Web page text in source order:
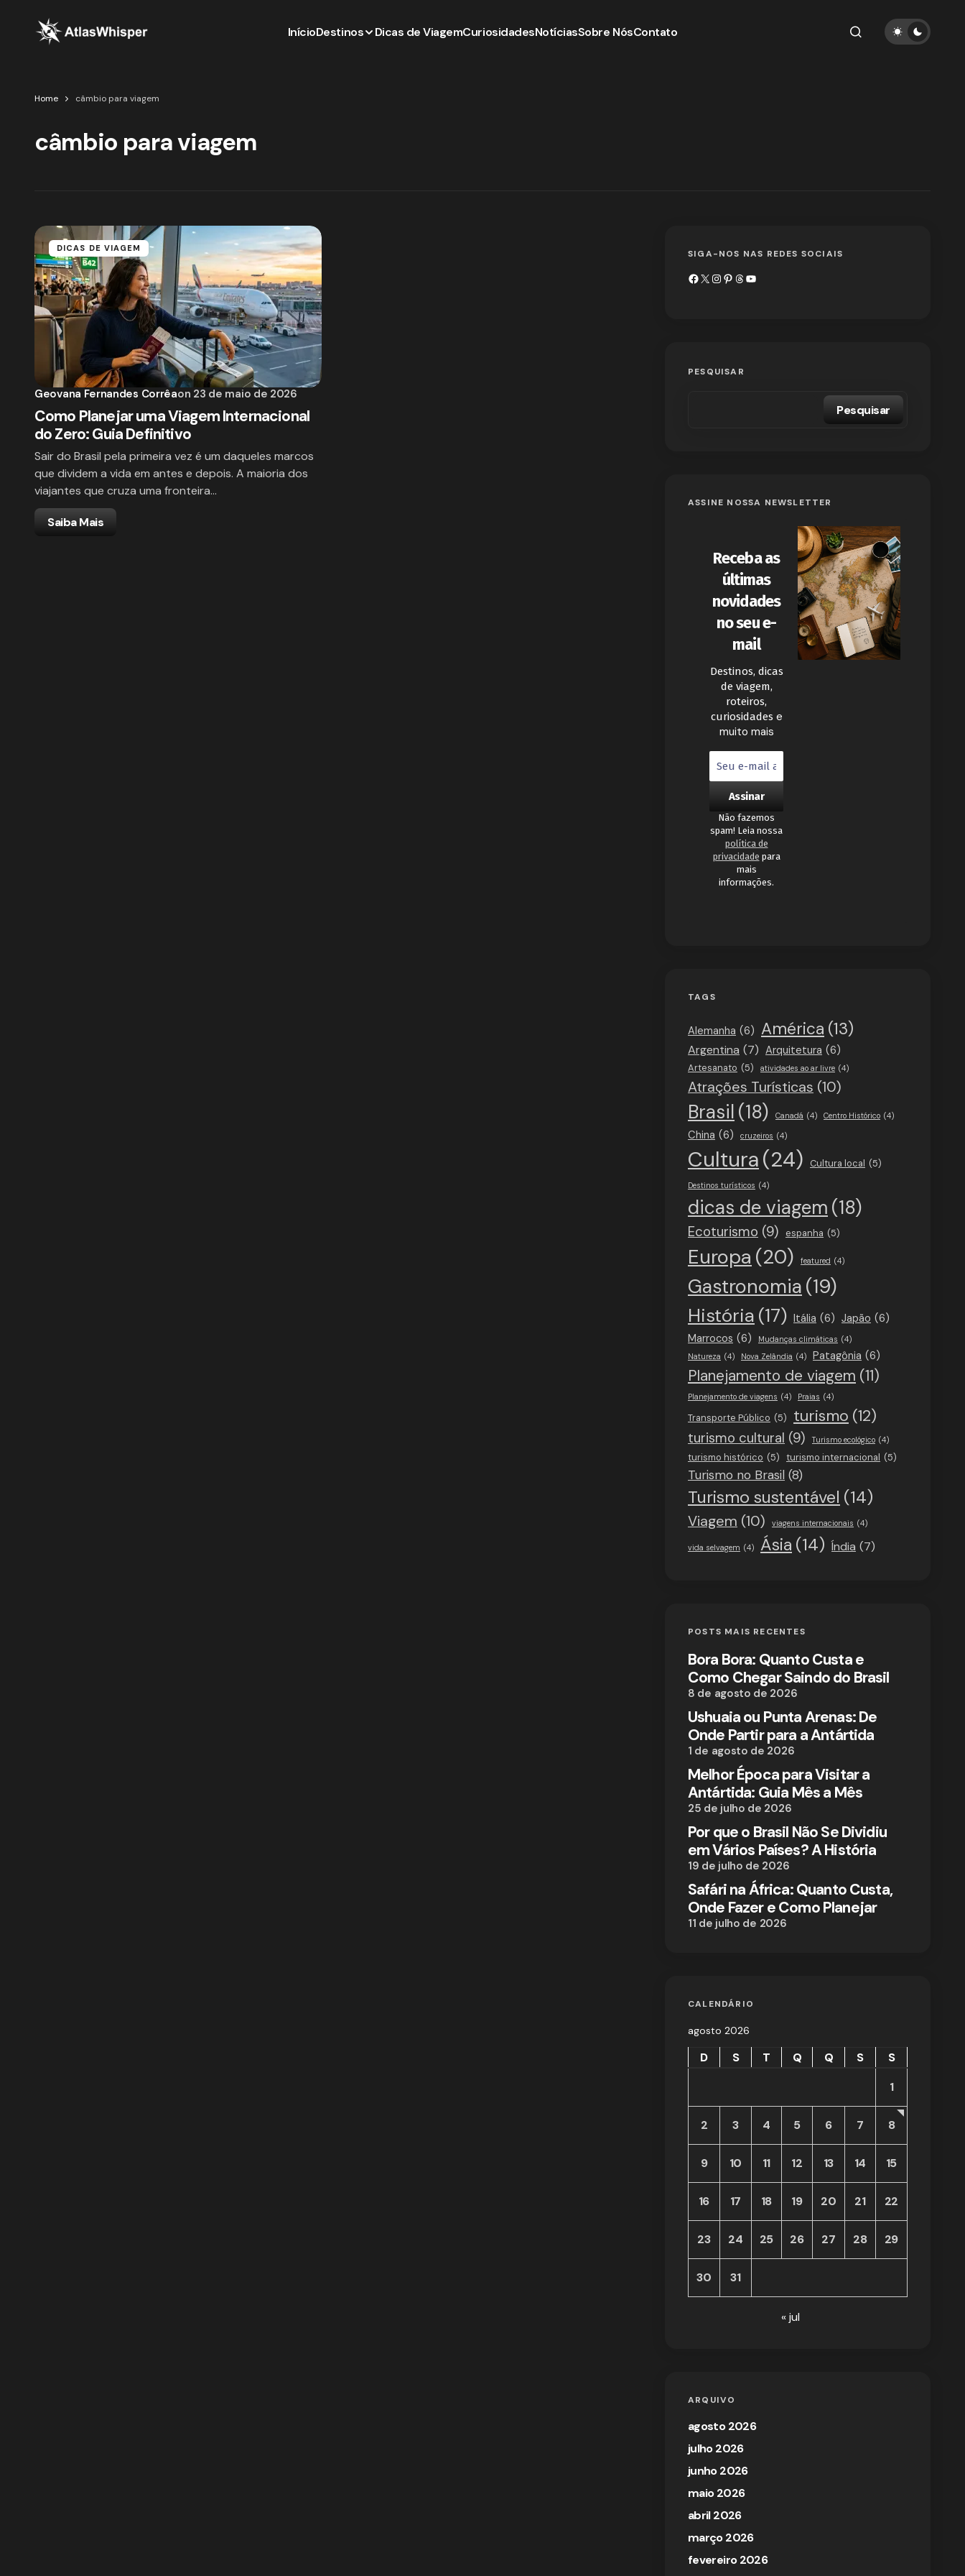
InícioDestinos Dicas de ViagemCuriosidadesNotíciasSobre NósContato
Home câmbio para viagem
câmbio para viagem
DICAS DE VIAGEM
Geovana Fernandes Corrêaon 23 de maio de 2026
Como Planejar uma Viagem Internacional
do Zero: Guia Definitivo
Sair do Brasil pela primeira vez é um daqueles marcos
que dividem a vida em antes e depois. A maioria dos
viajantes que cruza uma fronteira…
Saiba Mais
SIGA-NOS NAS REDES SOCIAIS
PESQUISAR
Pesquisar
ASSINE NOSSA NEWSLETTER
Receba as
últimas
novidades
no seu e-
mail
Destinos, dicas
de viagem,
roteiros,
curiosidades e
muito mais
Não fazemos
spam! Leia nossa
política de
privacidade para
mais
informações.
TAGS
Alemanha (6) América (13)
Argentina (7) Arquitetura (6)
Artesanato (5) atividades ao ar livre (4)
Atrações Turísticas (10)
Brasil (18) Canadá (4) Centro Histórico (4)
China (6) cruzeiros (4)
Cultura(24) Cultura local (5)
Destinos turísticos (4)
dicas de viagem (18)
Ecoturismo (9) espanha (5)
Europa (20) featured (4)
Gastronomia (19)
História (17) Itália (6) Japão (6)
Marrocos (6) Mudanças climáticas (4)
Natureza (4) Nova Zelândia (4) Patagônia (6)
Planejamento de viagem (11)
Planejamento de viagens (4) Praias (4)
Transporte Público (5) turismo (12)
turismo cultural (9) Turismo ecológico (4)
turismo histórico (5) turismo internacional (5)
Turismo no Brasil (8)
Turismo sustentável (14)
Viagem (10) viagens internacionais (4)
vida selvagem (4) Ásia (14) Índia (7)
POSTS MAIS RECENTES
Bora Bora: Quanto Custa e
Como Chegar Saindo do Brasil
8 de agosto de 2026
Ushuaia ou Punta Arenas: De
Onde Partir para a Antártida
1 de agosto de 2026
Melhor Época para Visitar a
Antártida: Guia Mês a Mês
25 de julho de 2026
Por que o Brasil Não Se Dividiu
em Vários Países? A História
19 de julho de 2026
Safári na África: Quanto Custa,
Onde Fazer e Como Planejar
11 de julho de 2026
CALENDÁRIO
agosto 2026
D S T Q Q S
S
1
2 3 4 5 6 7 8
9 10 11 12 13 14 15
16 17 18 19 20 21 22
23 24 25 26 27 28 29
30 31
« jul
ARQUIVO
agosto 2026
julho 2026
junho 2026
maio 2026
abril 2026
março 2026
fevereiro 2026